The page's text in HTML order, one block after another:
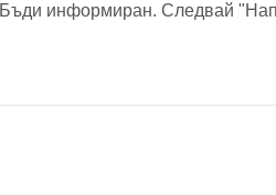
Бъди информиран. Следвай